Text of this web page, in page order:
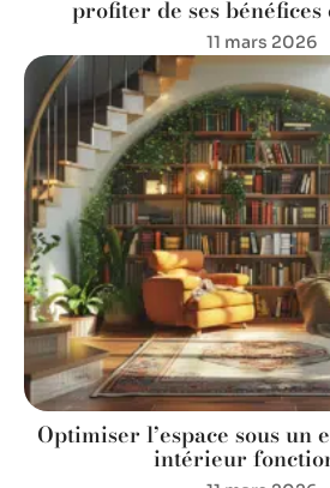
profiter de ses
11 mars 2026
Optimiser l’espace sous un
intérieur